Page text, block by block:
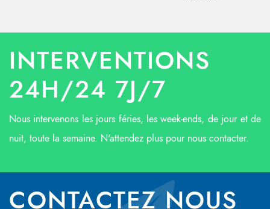
INTERVENTIONS
24H/24 7J/7
Nous intervenons les jours féries, les week-ends, de jour et de
nuit, toute la semaine. N'attendez plus pour nous contacter.
CONTACTEZ NOUS